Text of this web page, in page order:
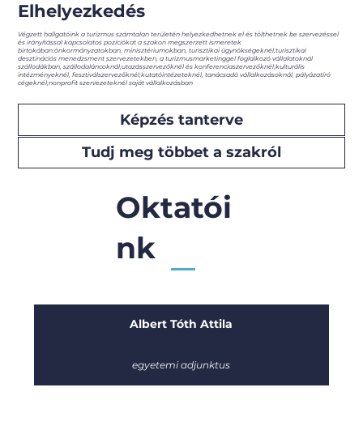
Elhelyezkedés
Végzett hallgatóink a turizmus számtalan területén helyezkedhetnek el és tölthetnek be szervezéssel
és irányítással kapcsolatos pozíciókat a szakon megszerzett ismeretek
birtokában:önkormányzatokban, minisztériumokban, turisztikai ügynökségeknél,turisztikai
desztinációs menedzsment szervezetekben, a turizmusmarketinggel foglalkozó vállalatoknál
szállodákban, szállodaláncoknál;utazásszervezőknél és konferenciaszervezőknél;kulturális
intézményeknél, fesztiválszervezőknél;kutatóintézeteknél, tanácsadó vállalkozásoknál, pályázatíró
cégeknél;nonprofit szervezeteknél saját vállalkozásban
Képzés tanterve
Tudj meg többet a szakról
Oktatói
nk
Albert Tóth Attila
egyetemi adjunktus